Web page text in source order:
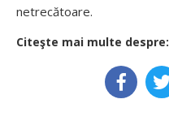
netrecătoare.
Citeşte mai multe despre: